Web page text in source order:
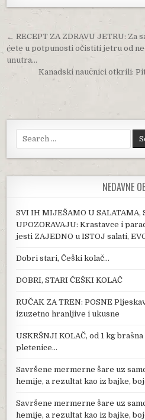
Post navigation
← RECEPT ZA ZDRAVU JETRU: Za
ćete u potpunosti očistiti jetru od
unutra…
Kanadski naučnici otkrili:
Search for:
NEDAVNE
SVI IH MIJEŠAMO U SALATAMA,
UPOZORAVAJU: Krastavce i
jesti ZAJEDNO u ISTOJ salati,
Dobri stari, Češki kolač…
DOBRI, STARI ČEŠKI KOLAČ
RUČAK ZA TREN: POSNE
izuzetno hranljive i ukusne
USKRŠNJI KOLAČ, od 1 kg
pletenice…
Savršene mermerne šare uz
hemije, a rezultat kao iz bajke,
Savršene mermerne šare uz
hemije, a rezultat kao iz bajke,